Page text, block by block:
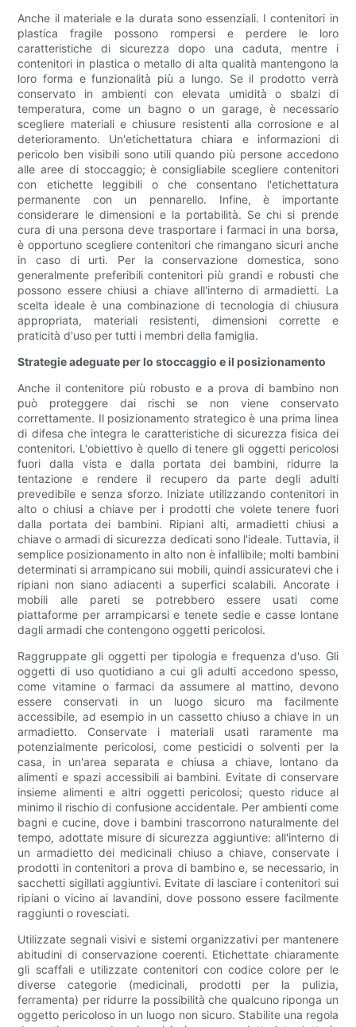
Anche il materiale e la durata sono essenziali. I contenitori in
plastica fragile possono rompersi e perdere le loro
caratteristiche di sicurezza dopo una caduta, mentre i
contenitori in plastica o metallo di alta qualità mantengono la
loro forma e funzionalità più a lungo. Se il prodotto verrà
conservato in ambienti con elevata umidità o sbalzi di
temperatura, come un bagno o un garage, è necessario
scegliere materiali e chiusure resistenti alla corrosione e al
deterioramento. Un'etichettatura chiara e informazioni di
pericolo ben visibili sono utili quando più persone accedono
alle aree di stoccaggio; è consigliabile scegliere contenitori
con etichette leggibili o che consentano l'etichettatura
permanente con un pennarello. Infine, è importante
considerare le dimensioni e la portabilità. Se chi si prende
cura di una persona deve trasportare i farmaci in una borsa,
è opportuno scegliere contenitori che rimangano sicuri anche
in caso di urti. Per la conservazione domestica, sono
generalmente preferibili contenitori più grandi e robusti che
possono essere chiusi a chiave all'interno di armadietti. La
scelta ideale è una combinazione di tecnologia di chiusura
appropriata, materiali resistenti, dimensioni corrette e
praticità d'uso per tutti i membri della famiglia.
Strategie adeguate per lo stoccaggio e il posizionamento
Anche il contenitore più robusto e a prova di bambino non
può proteggere dai rischi se non viene conservato
correttamente. Il posizionamento strategico è una prima linea
di difesa che integra le caratteristiche di sicurezza fisica dei
contenitori. L'obiettivo è quello di tenere gli oggetti pericolosi
fuori dalla vista e dalla portata dei bambini, ridurre la
tentazione e rendere il recupero da parte degli adulti
prevedibile e senza sforzo. Iniziate utilizzando contenitori in
alto o chiusi a chiave per i prodotti che volete tenere fuori
dalla portata dei bambini. Ripiani alti, armadietti chiusi a
chiave o armadi di sicurezza dedicati sono l'ideale. Tuttavia, il
semplice posizionamento in alto non è infallibile; molti bambini
determinati si arrampicano sui mobili, quindi assicuratevi che i
ripiani non siano adiacenti a superfici scalabili. Ancorate i
mobili alle pareti se potrebbero essere usati come
piattaforme per arrampicarsi e tenete sedie e casse lontane
dagli armadi che contengono oggetti pericolosi.
Raggruppate gli oggetti per tipologia e frequenza d'uso. Gli
oggetti di uso quotidiano a cui gli adulti accedono spesso,
come vitamine o farmaci da assumere al mattino, devono
essere conservati in un luogo sicuro ma facilmente
accessibile, ad esempio in un cassetto chiuso a chiave in un
armadietto. Conservate i materiali usati raramente ma
potenzialmente pericolosi, come pesticidi o solventi per la
casa, in un'area separata e chiusa a chiave, lontano da
alimenti e spazi accessibili ai bambini. Evitate di conservare
insieme alimenti e altri oggetti pericolosi; questo riduce al
minimo il rischio di confusione accidentale. Per ambienti come
bagni e cucine, dove i bambini trascorrono naturalmente del
tempo, adottate misure di sicurezza aggiuntive: all'interno di
un armadietto dei medicinali chiuso a chiave, conservate i
prodotti in contenitori a prova di bambino e, se necessario, in
sacchetti sigillati aggiuntivi. Evitate di lasciare i contenitori sui
ripiani o vicino ai lavandini, dove possono essere facilmente
raggiunti o rovesciati.
Utilizzate segnali visivi e sistemi organizzativi per mantenere
abitudini di conservazione coerenti. Etichettate chiaramente
gli scaffali e utilizzate contenitori con codice colore per le
diverse categorie (medicinali, prodotti per la pulizia,
ferramenta) per ridurre la possibilità che qualcuno riponga un
oggetto pericoloso in un luogo non sicuro. Stabilite una regola